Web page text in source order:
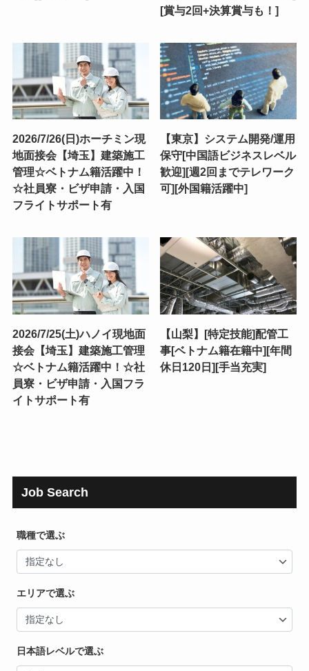
[賞与2回+決算賞与も！]
2026/7/26(日)ホーチミン現
地面接会【埼玉】建築施工
管理☆ベトナム籍活躍中！
☆社員寮・ビザ申請・入国
フライトサポート有
【東京】システム開発/運用
保守[中国語ビジネスレベル
歓迎][週2回までテレワーク
可][外国籍活躍中]
2026/7/25(土)ハノイ現地面
接会【埼玉】建築施工管理
☆ベトナム籍活躍中！☆社
員寮・ビザ申請・入国フラ
イトサポート有
【山梨】[特定技能]配管工
事[ベトナム籍在籍中][年間
休日120日][手当充実]
Job Search
職種で選ぶ
エリアで選ぶ
日本語レベルで選ぶ